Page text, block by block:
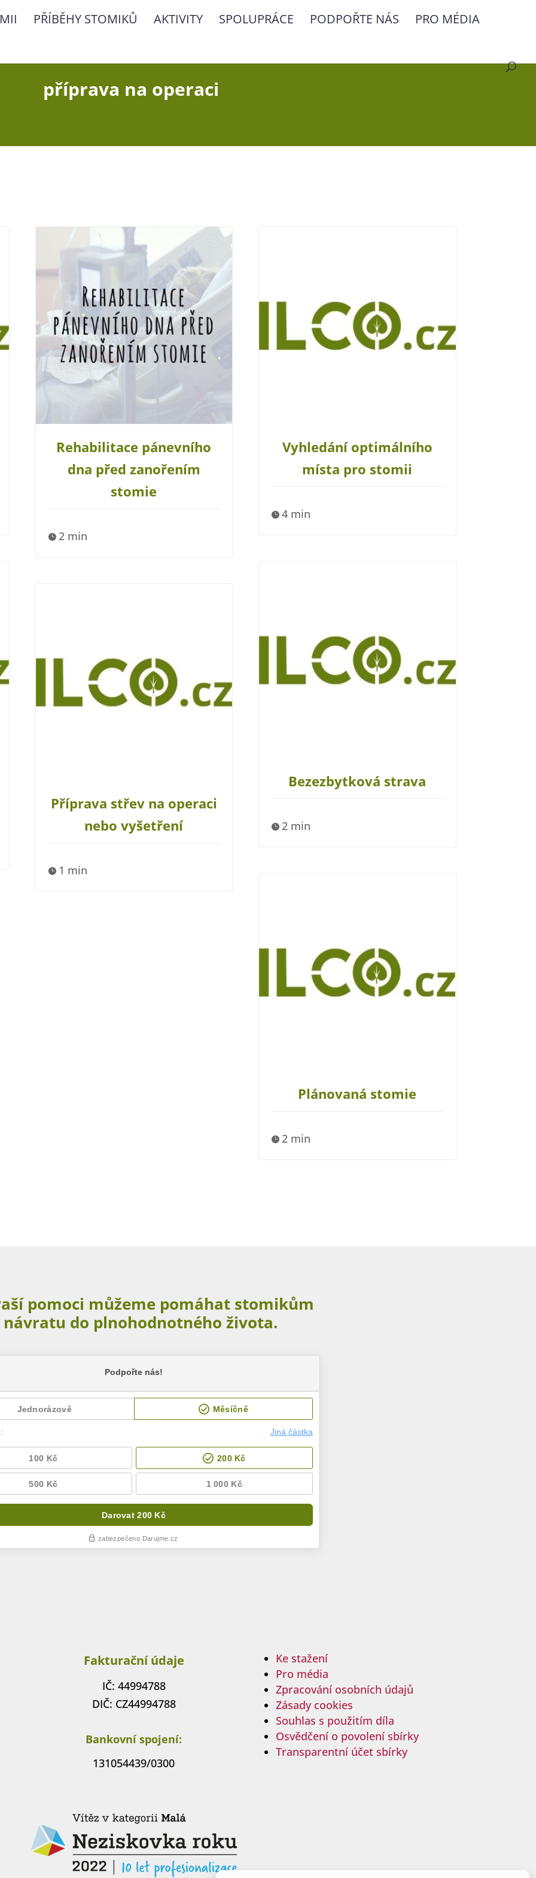
PŘÍBĚHY STOMIKŮ AKTIVITY SPOLUPRÁCE PODPOŘTE NÁS
PRO MÉDIA
příprava na operaci
Rehabilitace pánevního
dna před zanořením
stomie
 2 min
Vyhledání optimálního
místa pro stomii
 4 min
Bezezbytková strava
 2 min
Příprava střev na operaci
nebo vyšetření
 1 min
Plánovaná stomie
 2 min
pomoci můžeme pomáhat stomikům
návratu do plnohodnotného života.
Fakturační údaje
IČ: 44994788
DIČ: CZ44994788
Bankovní spojení:
131054439/0300
Ke stažení
Pro média
Zpracování osobních údajů
Zásady cookies
Souhlas s použitím díla
Osvědčení o povolení sbírky
Transparentní účet sbírky